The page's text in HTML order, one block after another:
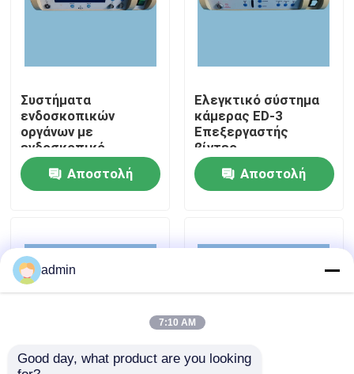
Βίντεο
Σχετικά με εμάς
Επισκέψεις στο εργοστάσιο
Έλεγχος ποιότητας
Ζητήστε μια προσφορά
Ευέλικτο πεδίο
Συστήματα
ενδοσκοπικών
οργάνων με
ενδοσκοπικό
σύστημα
Αποστολή
Ελεγκτικό σύστημα
κάμερας ED-3
Επεξεργαστής
βίντεο
ενδοσκόπησης σε
καλή κατάσταση
Αποστολή
admin
7:10 AM
Good day, what product are you looking